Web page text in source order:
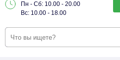
Пн - Сб: 10.00 - 20.00
Вс: 10.00 - 18.00